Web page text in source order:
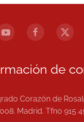
de
Corazón de
Madrid. Tfno 915